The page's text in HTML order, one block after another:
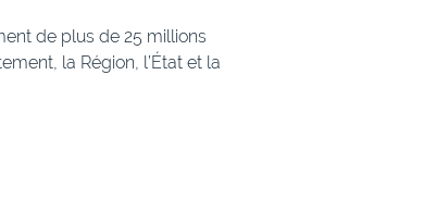
de plus de 25 millions
la Région, l’État et la